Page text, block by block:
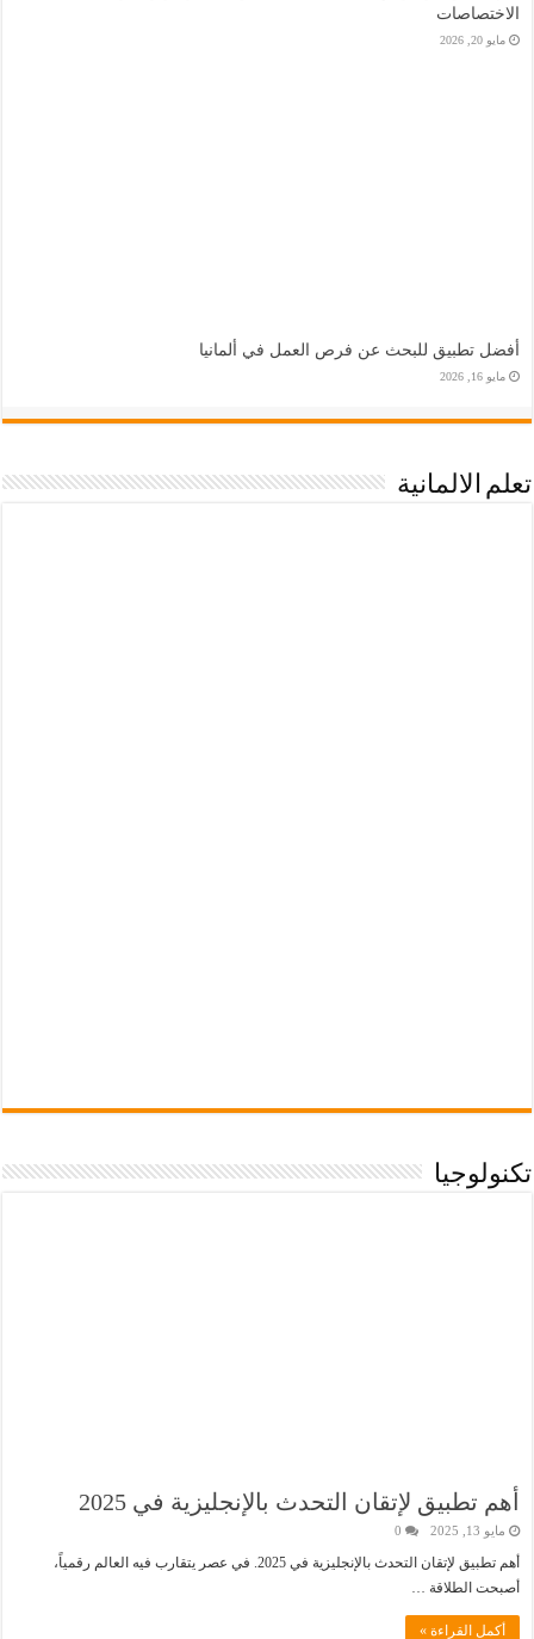
الاختصاصات
مايو 20, 2026
أفضل تطبيق للبحث عن فرص العمل في ألمانيا
مايو 16, 2026
تعلم الالمانية
تكنولوجيا
أهم تطبيق لإتقان التحدث بالإنجليزية في 2025
مايو 13, 2025 0
أهم تطبيق لإتقان التحدث بالإنجليزية في 2025. في عصر يتقارب فيه العالم رقمياً،
أصبحت الطلاقة …
أكمل القراءة »